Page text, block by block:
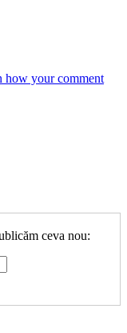
how your comment
ceva nou: